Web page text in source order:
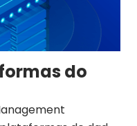
do